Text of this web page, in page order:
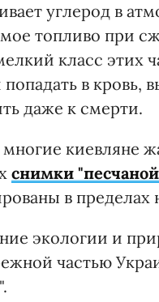
углерод в
топливо при
класс этих
в кровь,
даже к смерти.
киевляне
снимки
в пределах
экологии и
частью